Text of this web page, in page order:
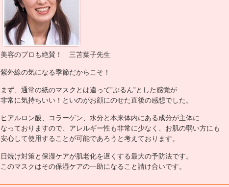
美容のプロも絶賛！ 三苫葉子先生
紫外線の気になる季節だからこそ！
まず、通常の紙のマスクとは違って”ぷるん”とした感覚が
非常に気持ちいい！といのがお顔にのせた直後の感想でした。
ヒアルロン酸、コラーゲン、水分と本来体内にある成分が主体に
なっておりますので、アレルギー性も非常に少なく、お肌の弱い方にも
安心して使用することが可能であろうと考えております。
日焼け対策と保湿ケアが肌老化を遅くする最大の予防法です。
このマスクはその保湿ケアの一助になること請け合いです。